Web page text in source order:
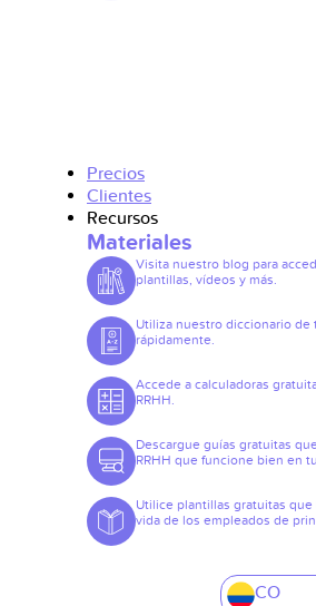
Precios
Clientes
Recursos
Materiales
Visita nuestro blog para
plantillas, vídeos y más.
Utiliza nuestro diccionario de
rápidamente.
Accede a calculadoras
RRHH.
Descargue guías gratuitas
RRHH que funcione bien en
Utilice plantillas gratuitas
vida de los empleados de
CO